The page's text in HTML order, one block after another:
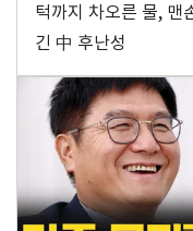
턱까지 차오른 물,
긴 中 후난성